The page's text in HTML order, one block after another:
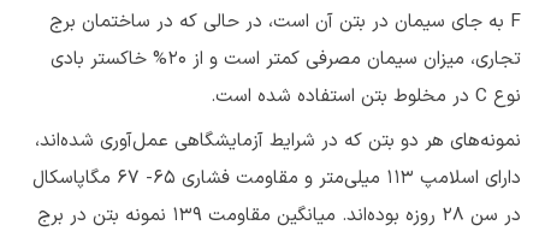
F به جای سیمان در بتن آن است، در حالی که در ساختمان برج
تجاری، میزان سیمان مصرفی کمتر است و از ۲۰% خاکستر بادی
نوع C در مخلوط بتن استفاده شده است.
نمونه‌های هر دو بتن که در شرایط آزمایشگاهی عمل‌آوری شده‌اند،
دارای اسلامپ ۱۱۳ میلی‌متر و مقاومت فشاری ۶۵- ۶۷ مگاپاسکال
در سن ۲۸ روزه بوده‌اند. میانگین مقاومت ۱۳۹ نمونه بتن در برج